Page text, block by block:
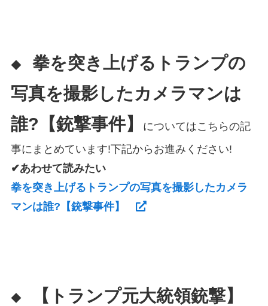
◆ 拳を突き上げるトランプの
写真を撮影したカメラマンは
誰?【銃撃事件】
についてはこちらの記
事にまとめています!下記からお進みください!
✔あわせて読みたい
拳を突き上げるトランプの写真を撮影したカメラ
マンは誰?【銃撃事件】
◆
【トランプ元大統領銃撃】